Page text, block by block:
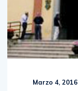
Marzo 4, 2016